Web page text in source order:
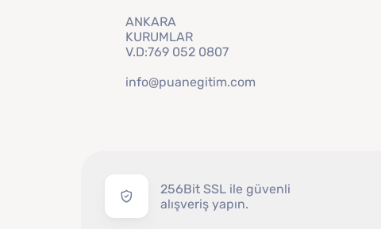
ANKARA
KURUMLAR
V.D:769 052 0807
info@puanegitim.com
256Bit SSL ile güvenli
alışveriş yapın.